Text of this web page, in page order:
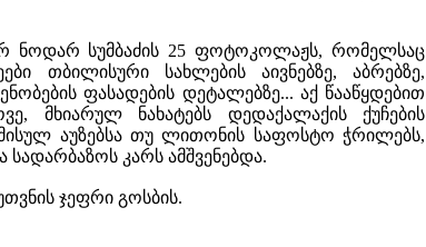
ნოდარ სუმბაძის 25 ფოტოკოლაჟს, რომელსაც
თბილისური სახლების აივნებზე, აბრებზე,
ფასადების დეტალებზე... აქ წააწყდებით
მხიარულ ნახატებს დედაქალაქის ქუჩების
აუზებსა თუ ლითონის საფოსტო ჭრილებს,
კარს ამშვენებდა.
ჯეფრი გოსბის.